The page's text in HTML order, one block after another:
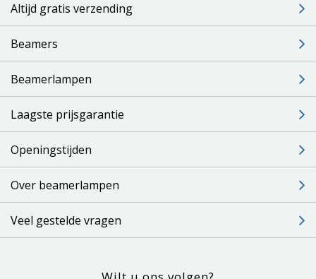
Altijd gratis verzending
Beamers
Beamerlampen
Laagste prijsgarantie
Openingstijden
Over beamerlampen
Veel gestelde vragen